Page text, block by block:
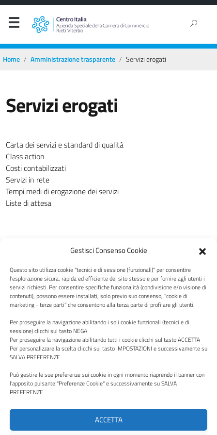
Gestisci Consenso Cookie
Questo sito utilizza cookie "tecnici e di sessione (funzionali)" per consentire
l’esplorazione sicura, rapida ed efficiente del sito stesso e per fornire agli utenti i
servizi richiesti. Per consentire specifiche funzionalità (condivisione e/o visione di
contenuti), possono essere installati, solo previo suo consenso, "cookie di
marketing - terze parti" che consentono alla terza parte di profilare gli utenti.
Per proseguire la navigazione abilitando i soli cookie funzionali (tecnici e di
sessione) clicchi sul tasto NEGA
Per proseguire la navigazione abilitando tutti i cookie clicchi sul tasto ACCETTA
Per personalizzare la scelta clicchi sul tasto IMPOSTAZIONI e successivamente su
SALVA PREFERENZE
Può gestire le sue preferenze sui cookie in ogni momento riaprendo il banner con
l'apposito pulsante "Preferenze Cookie" e successivamente su SALVA
PREFERENZE
ACCETTA
Home Amministrazione trasparente Servizi erogati
Servizi erogati
Carta dei servizi e standard di qualità
Class action
Costi contabilizzati
Servizi in rete
Tempi medi di erogazione dei servizi
Liste di attesa
Centro Italia
Via P. Borsellino, 16 - 02100 Rieti - Viale Trieste, 127, 01100
Viterbo
Codice Fiscale e Partita Iva: 00987490570
PEC:aziendacentroitalia@pec.it